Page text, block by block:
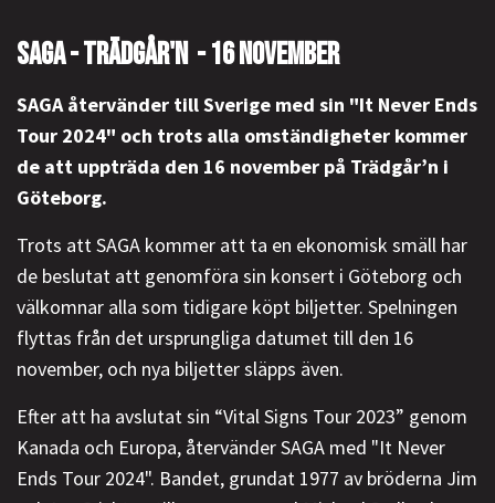
SAGA - TRÄDGÅR'N - 16 NOVEMBER
SAGA återvänder till Sverige med sin "It Never Ends
Tour 2024" och trots alla omständigheter kommer
de att uppträda den 16 november på Trädgår’n i
Göteborg.
Trots att SAGA kommer att ta en ekonomisk smäll har
de beslutat att genomföra sin konsert i Göteborg och
välkomnar alla som tidigare köpt biljetter. Spelningen
flyttas från det ursprungliga datumet till den 16
november, och nya biljetter släpps även.
Efter att ha avslutat sin “Vital Signs Tour 2023” genom
Kanada och Europa, återvänder SAGA med "It Never
Ends Tour 2024". Bandet, grundat 1977 av bröderna Jim